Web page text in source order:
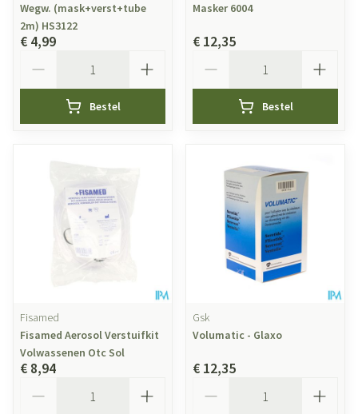
Wegw. (mask+verst+tube
2m) HS3122
€ 4,99
Bestel
Masker 6004
€ 12,35
Bestel
Fisamed
Fisamed Aerosol Verstuifkit
Volwassenen Otc Sol
€ 8,94
Gsk
Volumatic - Glaxo
€ 12,35